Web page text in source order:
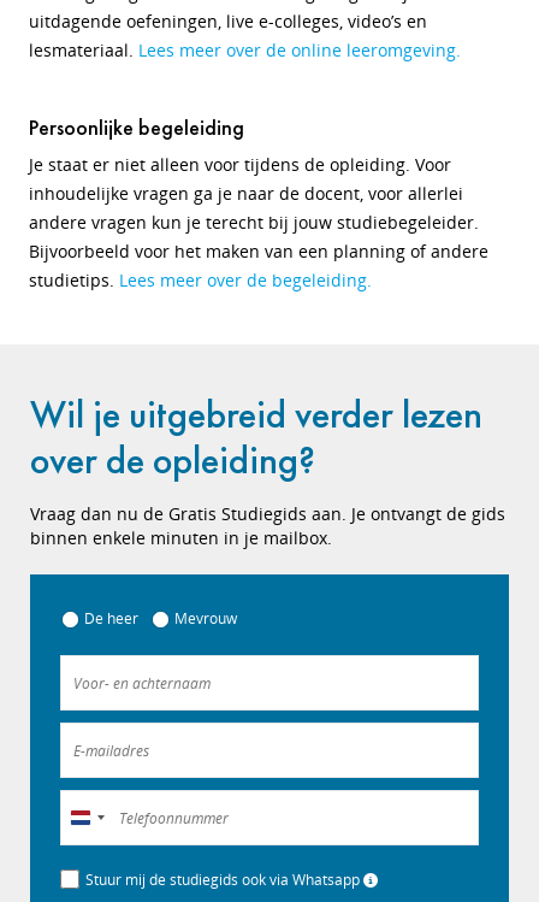
uitdagende oefeningen, live e-colleges, video’s en
lesmateriaal. Lees meer over de online leeromgeving.
Persoonlijke begeleiding
Je staat er niet alleen voor tijdens de opleiding. Voor
inhoudelijke vragen ga je naar de docent, voor allerlei
andere vragen kun je terecht bij jouw studiebegeleider.
Bijvoorbeeld voor het maken van een planning of andere
studietips. Lees meer over de begeleiding.
Wil je uitgebreid verder lezen
over de opleiding?
Vraag dan nu de Gratis Studiegids aan. Je ontvangt de gids
binnen enkele minuten in je mailbox.
De heer Mevrouw
Nederland
+31
Stuur mij de studiegids ook via Whatsapp